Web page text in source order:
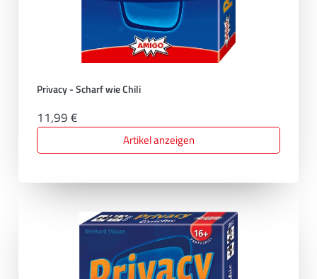
Privacy - Scharf wie Chili
11,99 €
Artikel anzeigen